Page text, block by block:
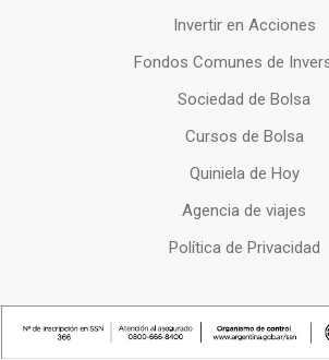
Invertir en Acciones
Fondos Comunes de
Sociedad de Bolsa
Cursos de Bolsa
Quiniela de Hoy
Agencia de viajes
Política de Privacidad